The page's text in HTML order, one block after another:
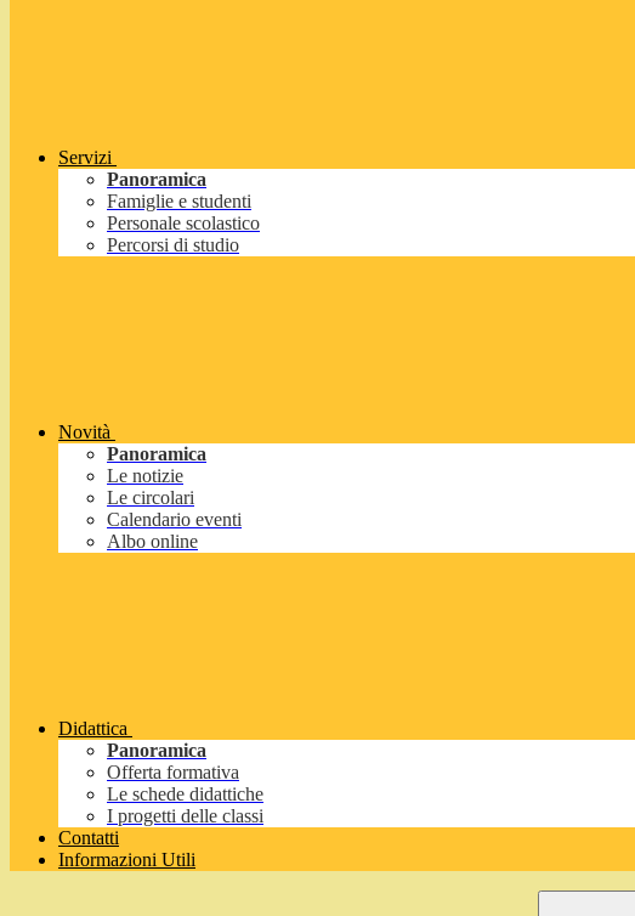
Servizi
Panoramica
Famiglie e studenti
Personale scolastico
Percorsi di studio
Novità
Panoramica
Le notizie
Le circolari
Calendario eventi
Albo online
Didattica
Panoramica
Offerta formativa
Le schede didattiche
I progetti delle classi
Contatti
Informazioni Utili